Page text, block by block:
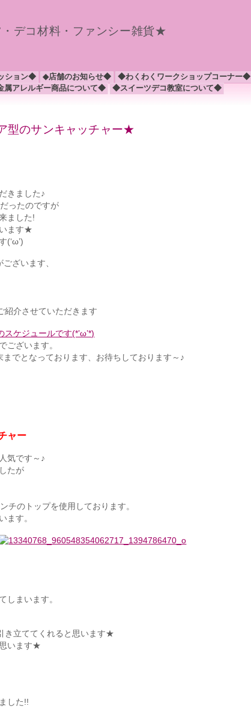
デコ材料・ファンシー雑貨★
ション◆ ◆店舗のお知らせ◆ ◆わくわくワークショップコーナー◆
属アレルギー商品について◆ ◆スイーツデコ教室について◆
型のサンキャッチャー★
きました♪
ったのですが
ました!
ます★
(‘ω’)
ざいます、
紹介させていただきます
ケジュールです(*’ω’*)
ございます。
でとなっております、お待ちしております～♪
ャー
気です～♪
たが
チのトップを使用しております。
ます。
しまいます。
き立ててくれると思います★
います★
した!!